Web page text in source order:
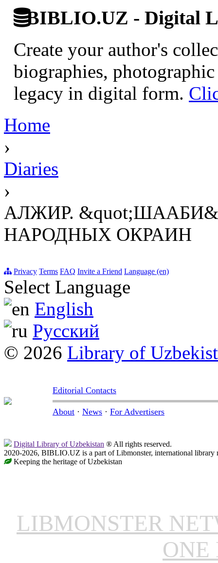
BIBLIO.UZ - Digital
Create your author's
biographies,
legacy in digital form.
Home
›
Diaries
›
АЛЖИР.
НАРОДНЫХ ОКРАИН
Privacy Terms FAQ Invite a Friend Language (en)
Select Language
English
Русский
© 2026 Library of
Editorial Contacts
About · News · For Advertisers
Digital Library of Uzbekistan ® All rights reserved.
2020-2026, BIBLIO.UZ is a part of Libmonster, international library
Keeping the heritage of Uzbekistan
LIBMONSTER
ONE